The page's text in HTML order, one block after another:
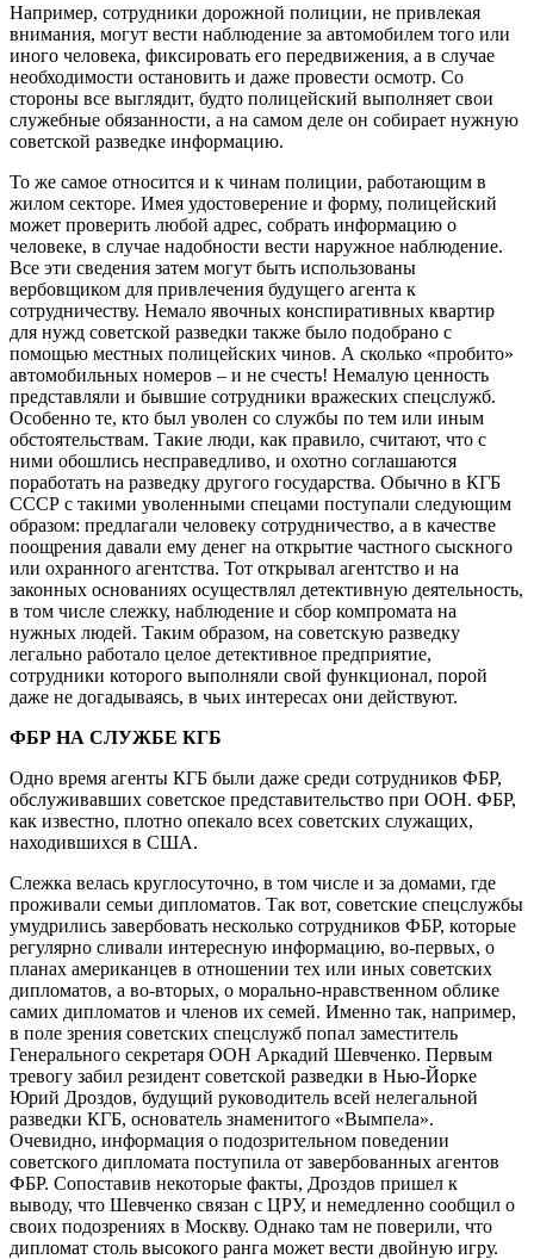
Например, сотрудники дорожной полиции, не привлекая
внимания, могут вести наблюдение за автомобилем того или
иного человека, фиксировать его передвижения, а в случае
необходимости остановить и даже провести осмотр. Со
стороны все выглядит, будто полицейский выполняет свои
служебные обязанности, а на самом деле он собирает нужную
советской разведке информацию.
То же самое относится и к чинам полиции, работающим в
жилом секторе. Имея удостоверение и форму, полицейский
может проверить любой адрес, собрать информацию о
человеке, в случае надобности вести наружное наблюдение.
Все эти сведения затем могут быть использованы
вербовщиком для привлечения будущего агента к
сотрудничеству. Немало явочных конспиративных квартир
для нужд советской разведки также было подобрано с
помощью местных полицейских чинов. А сколько «пробито»
автомобильных номеров – и не счесть! Немалую ценность
представляли и бывшие сотрудники вражеских спецслужб.
Особенно те, кто был уволен со службы по тем или иным
обстоятельствам. Такие люди, как правило, считают, что с
ними обошлись несправедливо, и охотно соглашаются
поработать на разведку другого государства. Обычно в КГБ
СССР с такими уволенными спецами поступали следующим
образом: предлагали человеку сотрудничество, а в качестве
поощрения давали ему денег на открытие частного сыскного
или охранного агентства. Тот открывал агентство и на
законных основаниях осуществлял детективную деятельность,
в том числе слежку, наблюдение и сбор компромата на
нужных людей. Таким образом, на советскую разведку
легально работало целое детективное предприятие,
сотрудники которого выполняли свой функционал, порой
даже не догадываясь, в чьих интересах они действуют.
ФБР НА СЛУЖБЕ КГБ
Одно время агенты КГБ были даже среди сотрудников ФБР,
обслуживавших советское представительство при ООН. ФБР,
как известно, плотно опекало всех советских служащих,
находившихся в США.
Слежка велась круглосуточно, в том числе и за домами, где
проживали семьи дипломатов. Так вот, советские спецслужбы
умудрились завербовать несколько сотрудников ФБР, которые
регулярно сливали интересную информацию, во-первых, о
планах американцев в отношении тех или иных советских
дипломатов, а во-вторых, о морально-нравственном облике
самих дипломатов и членов их семей. Именно так, например,
в поле зрения советских спецслужб попал заместитель
Генерального секретаря ООН Аркадий Шевченко. Первым
тревогу забил резидент советской разведки в Нью-Йорке
Юрий Дроздов, будущий руководитель всей нелегальной
разведки КГБ, основатель знаменитого «Вымпела».
Очевидно, информация о подозрительном поведении
советского дипломата поступила от завербованных агентов
ФБР. Сопоставив некоторые факты, Дроздов пришел к
выводу, что Шевченко связан с ЦРУ, и немедленно сообщил о
своих подозрениях в Москву. Однако там не поверили, что
дипломат столь высокого ранга может вести двойную игру.